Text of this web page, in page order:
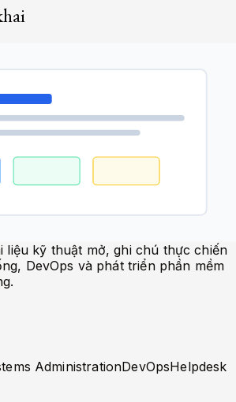
liệu kỹ thuật mở, ghi chú thực chiến
DevOps và phát triển phần mềm
AdministrationDevOpsHelpdesk